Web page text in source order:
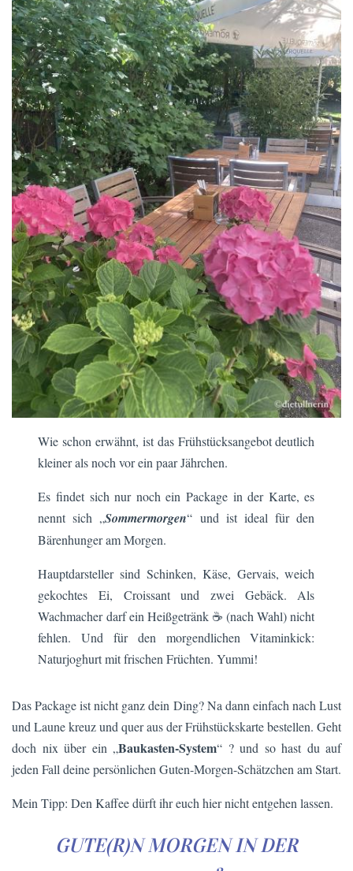
Wie schon erwähnt, ist das Frühstücksangebot deutlich
kleiner als noch vor ein paar Jährchen.
Es findet sich nur noch ein Package in der Karte, es
nennt sich „Sommermorgen“ und ist ideal für den
Bärenhunger am Morgen.
Hauptdarsteller sind Schinken, Käse, Gervais, weich
gekochtes Ei, Croissant und zwei Gebäck. Als
Wachmacher darf ein Heißgetränk ☕ (nach Wahl) nicht
fehlen. Und für den morgendlichen Vitaminkick:
Naturjoghurt mit frischen Früchten. Yummi!
Das Package ist nicht ganz dein Ding? Na dann einfach nach Lust
und Laune kreuz und quer aus der Frühstückskarte bestellen. Geht
doch nix über ein „Baukasten-System“ ? und so hast du auf
jeden Fall deine persönlichen Guten-Morgen-Schätzchen am Start.
Mein Tipp: Den Kaffee dürft ihr euch hier nicht entgehen lassen.
GUTE(R)N MORGEN IN DER